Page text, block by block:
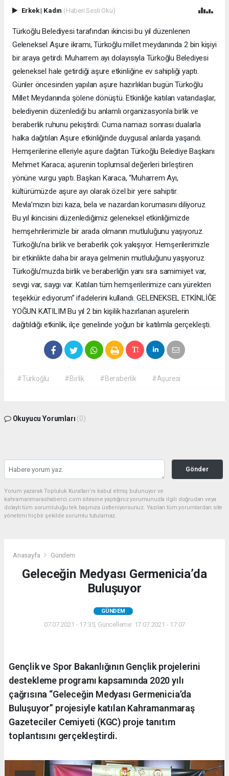
Erkek| Kadın (Haberi Sesli Oku)
Türkoğlu Belediyesi tarafından ikincisi bu yıl düzenlenen
Geleneksel Aşure ikramı, Türkoğlu millet meydanında 2 bin kişiyi
bir araya getirdi. Muharrem ayı dolayısıyla Türkoğlu Belediyesi
geleneksel hale getirdiği aşure etkinliğine ev sahipliği yaptı.
Günler öncesinden yapılan aşure hazırlıkları bugün Türkoğlu
Millet Meydanında şölene dönüştü. Etkinliğe katılan vatandaşlar,
belediyenin düzenlediği bu anlamlı organizasyonla birlik ve
beraberlik ruhunu pekiştirdi. Cuma namazı sonrası dualarla
halka dağıtılan Aşure etkinliğinde duygusal anlarda yaşandı.
Hemşerilerine elleriyle aşure dağıtan Türkoğlu Belediye Başkanı
Mehmet Karaca; aşurenin toplumsal değerleri birleştiren
yönüne vurgu yaptı. Başkan Karaca, “Muharrem Ayı,
kültürümüzde aşure ayı olarak özel bir yere sahiptir.
Mevla’mızın bizi kaza, bela ve nazardan korumasını diliyoruz.
Bu yıl ikincisini düzenlediğimiz geleneksel etkinliğimizde
hemşehrilerimizle bir arada olmanın mutluluğunu yaşıyoruz.
Türkoğlu’na birlik ve beraberlik çok yakışıyor. Hemşerilerimizle
bir etkinlikte daha bir araya gelmenin mutluluğunu yaşıyoruz.
Türkoğlu’muzda birlik ve beraberliğin yanı sıra samimiyet var,
sevgi var, saygı var. Katılan tüm hemşerilerimize canı yürekten
teşekkür ediyorum” ifadelerini kullandı. GELENEKSEL ETKİNLİĞE
YOĞUN KATILIM Bu yıl 2 bin kişilik hazırlanan aşurelerin
dağıtıldığı etkinlik, ilçe genelinde yoğun bir katılımla gerçekleşti.
#Türkoğlu #Birlik #Beraberlik #Aşuresi
Okuyucu Yorumları (0)
Gönder
Yorum yazarak Topluluk Kuralları’nı kabul etmiş bulunuyor ve
kahramanmarashaberci.com sitesine yaptığınız yorumunuzla ilgili doğrudan veya
dolaylı tüm sorumluluğu tek başınıza üstleniyorsunuz. Yazılan tüm yorumlardan site
yönetimi hiçbir şekilde sorumlu tutulamaz.
Anasayfa Gündem
Geleceğin Medyası Germenicia’da
Buluşuyor
GÜNDEM
07.07.2021 - 17:35, Güncelleme: 17.07.2021 - 17:07
Gençlik ve Spor Bakanlığının Gençlik projelerini
destekleme programı kapsamında 2020 yılı
çağrısına “Geleceğin Medyası Germenicia’da
Buluşuyor” projesiyle katılan Kahramanmaraş
Gazeteciler Cemiyeti (KGC) proje tanıtım
toplantısını gerçekleştirdi.